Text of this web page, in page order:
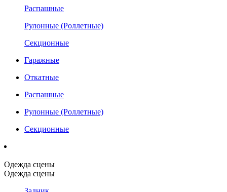
Распашные
Рулонные (Роллетные)
Секционные
Гаражные
Откатные
Распашные
Рулонные (Роллетные)
Секционные
Одежда сцены
Одежда сцены